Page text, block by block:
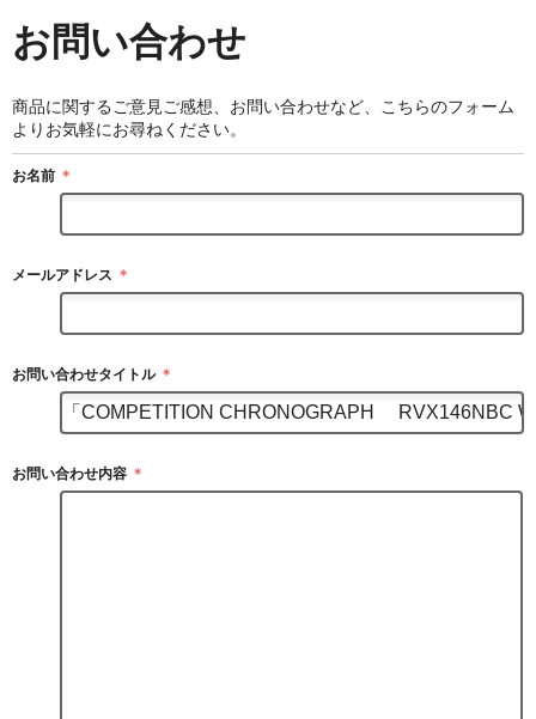
お問い合わせ
商品に関するご意見ご感想、お問い合わせなど、こちらのフォーム
よりお気軽にお尋ねください。
お名前 ＊
メールアドレス ＊
お問い合わせタイトル ＊
お問い合わせ内容 ＊